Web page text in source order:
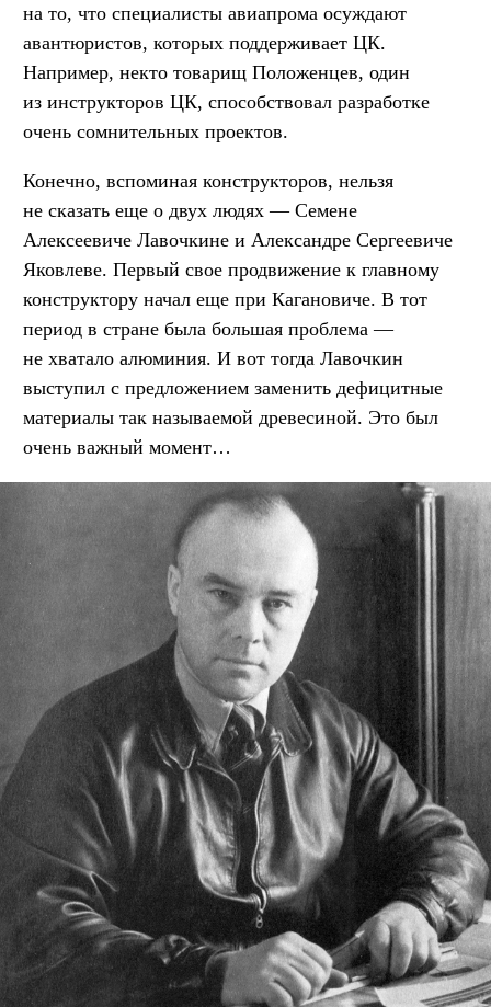
на то, что специалисты авиапрома осуждают
авантюристов, которых поддерживает ЦК.
Например, некто товарищ Положенцев, один
из инструкторов ЦК, способствовал разработке
очень сомнительных проектов.
Конечно, вспоминая конструкторов, нельзя
не сказать еще о двух людях — Семене
Алексеевиче Лавочкине и Александре Сергеевиче
Яковлеве. Первый свое продвижение к главному
конструктору начал еще при Кагановиче. В тот
период в стране была большая проблема —
не хватало алюминия. И вот тогда Лавочкин
выступил с предложением заменить дефицитные
материалы так называемой древесиной. Это был
очень важный момент…